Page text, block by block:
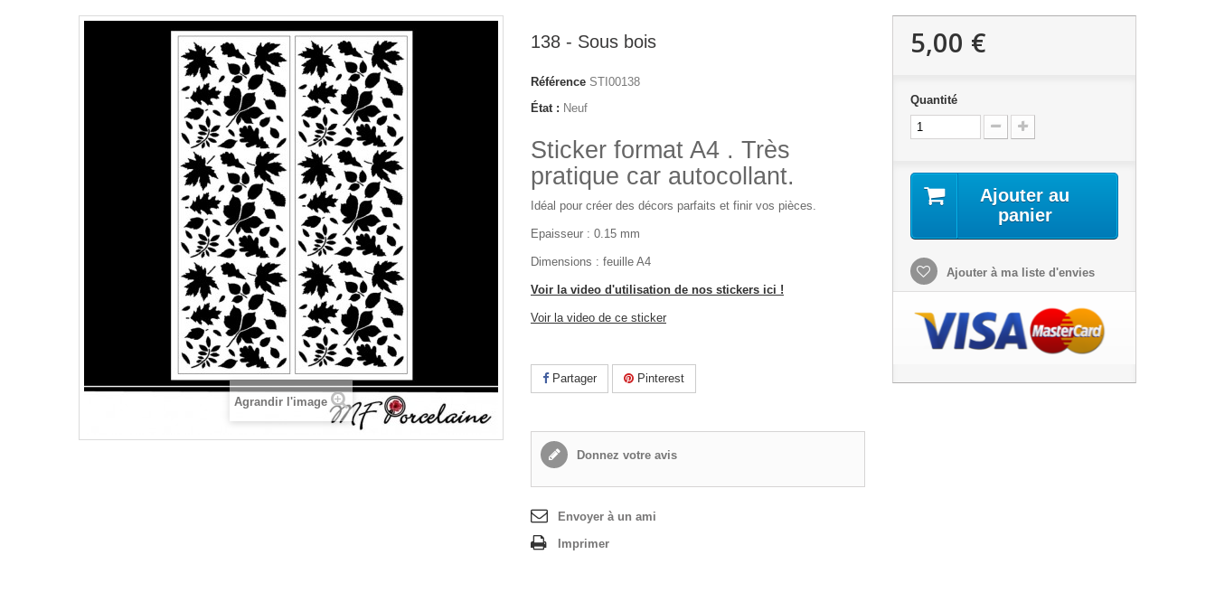
Agrandir l'image
138 - Sous bois
Référence STI00138
État : Neuf
Sticker format A4 . Très
pratique car autocollant.
Idéal pour créer des décors parfaits et finir vos pièces.
Epaisseur : 0.15 mm
Dimensions : feuille A4
Voir la video d'utilisation de nos stickers ici !
Voir la video de ce sticker
Partager Pinterest
Donnez votre avis
Envoyer à un ami
Imprimer
5,00 €
Quantité
Ajouter au
panier
Ajouter à ma liste d'envies